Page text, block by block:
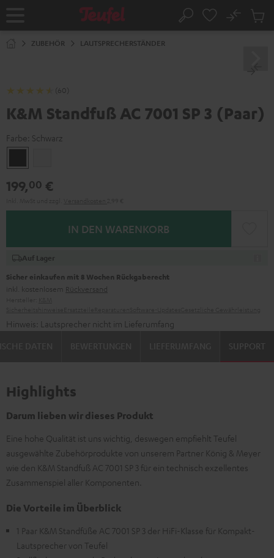
Startseite Suche
No
ZUBEHÖR LAUTSPRECHERSTÄNDER
(60)
K&M Standfuß AC 7001 SP 3 (Paar)
Farbe: Schwarz
199,00 €
IN DEN WARENKORB
Auf Lager
Sicher einkaufen mit 8 Wochen Rückgaberecht
inkl. kostenlosem Rückversand
Hinweis: Lautsprecher nicht im Lieferumfang
SUPPORT
Highlights
Darum lieben wir dieses Produkt
Eine hohe Qualität ist uns wichtig, deswegen empfiehlt Teufel
ausgewählte Zubehörprodukte von unserem Partner König & Meyer
wie den K&M Standfuß AC 7001 SP 3 für ein technisch exzellentes
Zusammenspiel aller Komponenten.
Die Vorteile im Überblick
1 Paar K&M Standfüße AC 7001 SP 3 der HiFi-Klasse für Kompakt-
Lautsprecher von Teufel